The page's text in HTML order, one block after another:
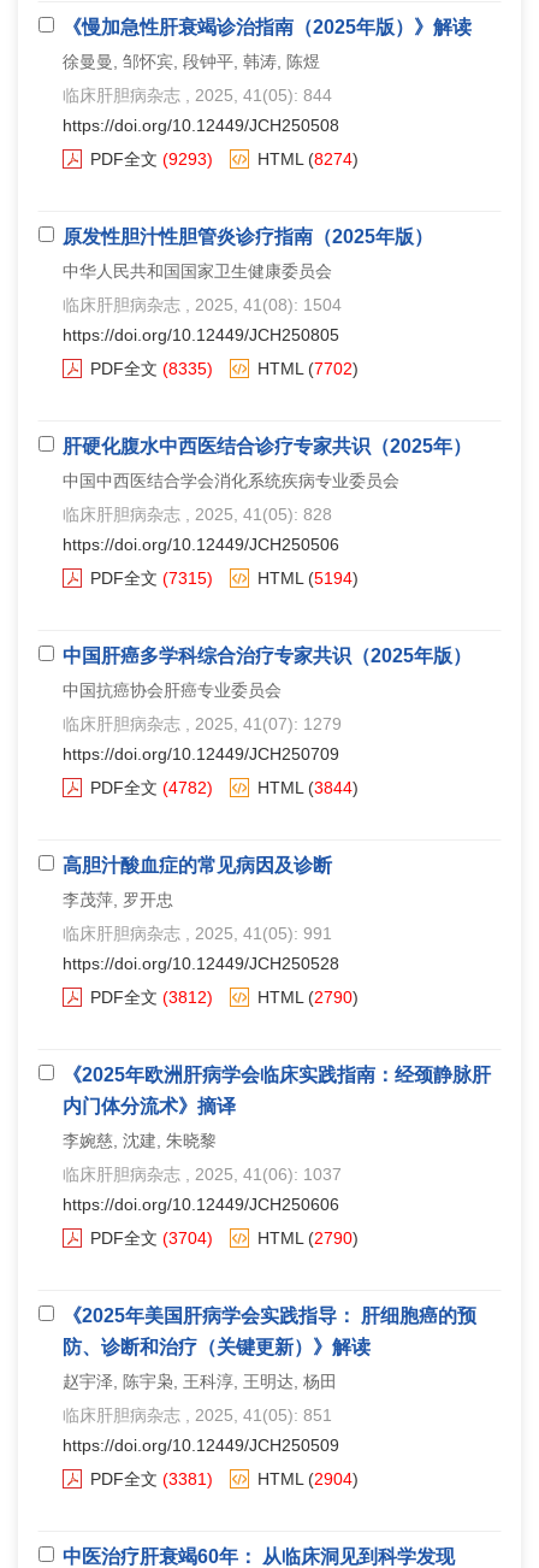
《慢加急性肝衰竭诊治指南（2025年版）》解读
徐曼曼, 邹怀宾, 段钟平, 韩涛, 陈煜
临床肝胆病杂志
, 2025, 41(05): 844
https://doi.org/10.12449/JCH250508
PDF全文 (9293) HTML (8274)
原发性胆汁性胆管炎诊疗指南（2025年版）
中华人民共和国国家卫生健康委员会
临床肝胆病杂志
, 2025, 41(08): 1504
https://doi.org/10.12449/JCH250805
PDF全文 (8335) HTML (7702)
肝硬化腹水中西医结合诊疗专家共识（2025年）
中国中西医结合学会消化系统疾病专业委员会
临床肝胆病杂志
, 2025, 41(05): 828
https://doi.org/10.12449/JCH250506
PDF全文 (7315) HTML (5194)
中国肝癌多学科综合治疗专家共识（2025年版）
中国抗癌协会肝癌专业委员会
临床肝胆病杂志
, 2025, 41(07): 1279
https://doi.org/10.12449/JCH250709
PDF全文 (4782) HTML (3844)
高胆汁酸血症的常见病因及诊断
李茂萍, 罗开忠
临床肝胆病杂志
, 2025, 41(05): 991
https://doi.org/10.12449/JCH250528
PDF全文 (3812) HTML (2790)
《2025年欧洲肝病学会临床实践指南：经颈静脉肝
内门体分流术》摘译
李婉慈, 沈建, 朱晓黎
临床肝胆病杂志
, 2025, 41(06): 1037
https://doi.org/10.12449/JCH250606
PDF全文 (3704) HTML (2790)
《2025年美国肝病学会实践指导： 肝细胞癌的预
防、诊断和治疗（关键更新）》解读
赵宇泽, 陈宇枭, 王科淳, 王明达, 杨田
临床肝胆病杂志
, 2025, 41(05): 851
https://doi.org/10.12449/JCH250509
PDF全文 (3381) HTML (2904)
中医治疗肝衰竭60年： 从临床洞见到科学发现